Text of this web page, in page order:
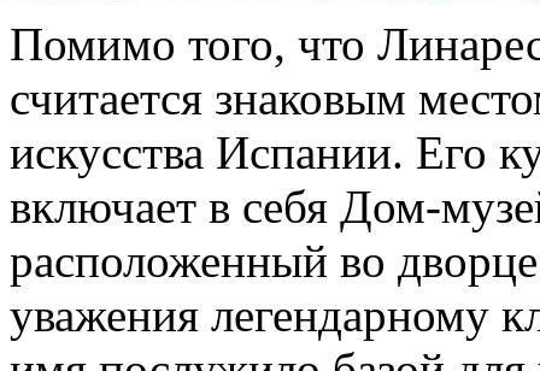
Помимо того, что
считается знаковым
искусства Испании. Его
включает в себя Дом-
расположенный во
уважения легендарному